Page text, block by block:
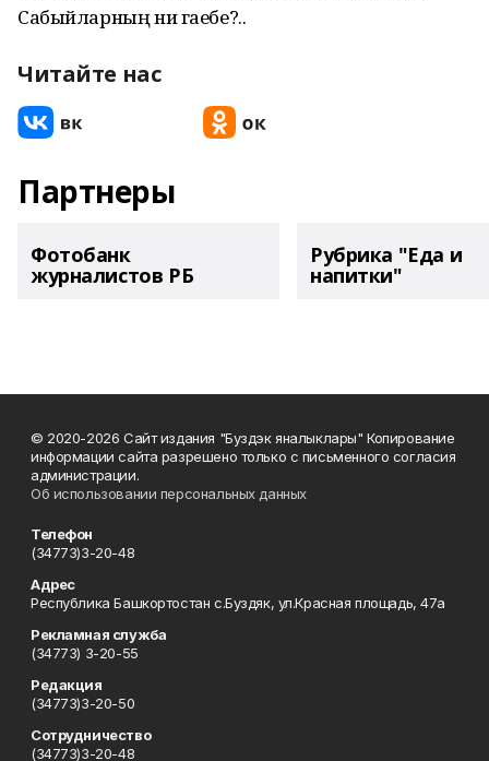
Сабыйларның ни гаебе?..
Читайте нас
Партнеры
Фотобанк
журналистов РБ
Рубрика "Еда и
напитки"
© 2020-2026 Сайт издания "Буздэк яналыклары" Копирование
информации сайта разрешено только с письменного согласия
администрации.
Об использовании персональных данных
Телефон
(34773)3-20-48
Адрес
Республика Башкортостан с.Буздяк, ул.Красная площадь, 47а
Рекламная служба
(34773) 3-20-55
Редакция
(34773)3-20-50
Сотрудничество
(34773)3-20-48